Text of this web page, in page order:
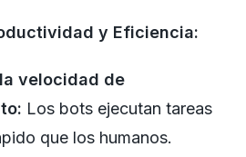
y Eficiencia:
velocidad de
Los bots ejecutan tareas
que los humanos.